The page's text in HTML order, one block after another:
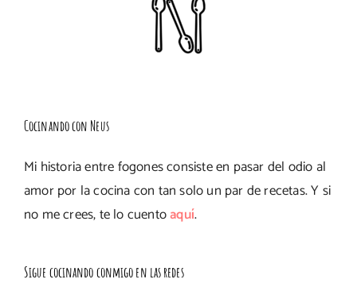
Cocinando con Neus
Mi historia entre fogones consiste en pasar del odio al
amor por la cocina con tan solo un par de recetas. Y si
no me crees, te lo cuentoaquí.
Sigue cocinando conmigo en las redes